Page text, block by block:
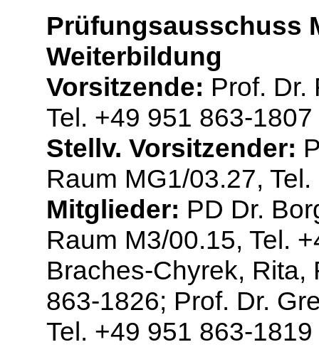
Prüfungsausschuss
Weiterbildung
Vorsitzende: Prof. Dr.
Tel. +49 951 863-1807
Stellv. Vorsitzender:
Raum MG1/03.27,
Mitglieder: PD Dr.
Raum M3/00.15, Tel.
Braches-Chyrek, Rita,
863-1826; Prof. Dr.
Tel. +49 951 863-1819